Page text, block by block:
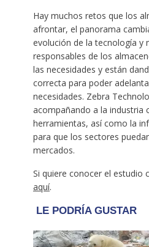
Hay muchos retos que los
afrontar, el panorama
evolución de la tecnología y
responsables de los
las necesidades y están
correcta para poder
necesidades. Zebra
acompañando a la industria
herramientas, así como la
para que los sectores
mercados.
Si quiere conocer el estudio
aquí.